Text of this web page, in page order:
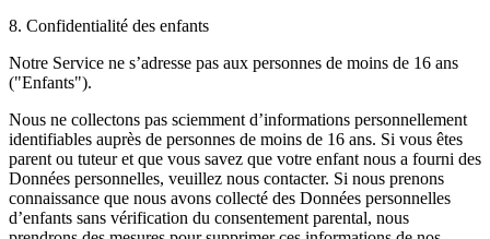
8. Confidentialité des enfants
Notre Service ne s’adresse pas aux personnes de moins de 16 ans
("Enfants").
Nous ne collectons pas sciemment d’informations personnellement
identifiables auprès de personnes de moins de 16 ans. Si vous êtes
parent ou tuteur et que vous savez que votre enfant nous a fourni des
Données personnelles, veuillez nous contacter. Si nous prenons
connaissance que nous avons collecté des Données personnelles
d’enfants sans vérification du consentement parental, nous